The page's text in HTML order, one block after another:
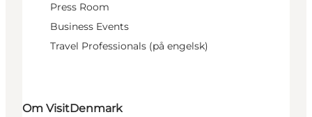
Press Room
Business Events
Travel Professionals (på engelsk)
Om VisitDenmark